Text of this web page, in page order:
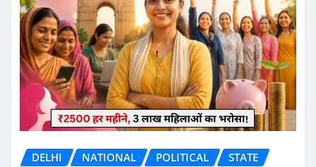
DELHI NATIONAL POLITICAL STATE